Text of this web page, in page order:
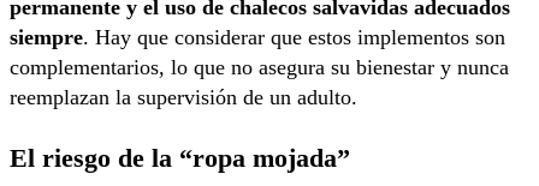
permanente y el uso de chalecos salvavidas adecuados
siempre. Hay que considerar que estos implementos son
complementarios, lo que no asegura su bienestar y nunca
reemplazan la supervisión de un adulto.
El riesgo de la “ropa mojada”